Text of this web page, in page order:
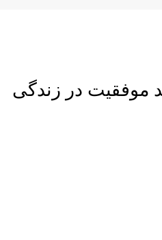
موفقیت در زندگی